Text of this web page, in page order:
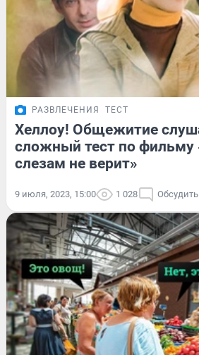
РАЗВЛЕЧЕНИЯ ТЕСТ
Хеллоу! Общежитие
сложный тест по фильму
слезам не верит»
9 июля, 2023, 15:00 1 028 Обсудить